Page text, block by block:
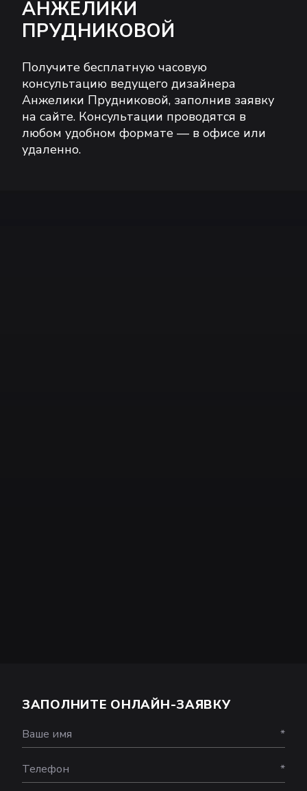
АНЖЕЛИКИ
ПРУДНИКОВОЙ
Получите бесплатную часовую
консультацию ведущего дизайнера
Анжелики Прудниковой, заполнив заявку
на сайте. Консультации проводятся в
любом удобном формате — в офисе или
удаленно.
ЗАПОЛНИТЕ ОНЛАЙН-ЗАЯВКУ
Ваше имя *
Телефон *